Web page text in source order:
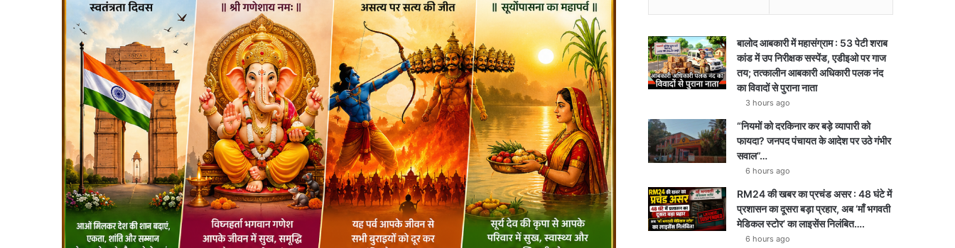
बालोद आबकारी में महासंग्राम : 53 पेटी शराब
कांड में उप निरीक्षक सस्पेंड, एडीइओ पर गाज
तय; तत्कालीन आबकारी अधिकारी पलक नंद
का विवादों से पुराना नाता
3 hours ago
“नियमों को दरकिनार कर बड़े व्यापारी को
फायदा? जनपद पंचायत के आदेश पर उठे गंभीर
सवाल”…
6 hours ago
RM24 की खबर का प्रचंड असर : 48 घंटे में
प्रशासन का दूसरा बड़ा प्रहार, अब ‘माँ भगवती
मेडिकल स्टोर’ का लाइसेंस निलंबित….
6 hours ago